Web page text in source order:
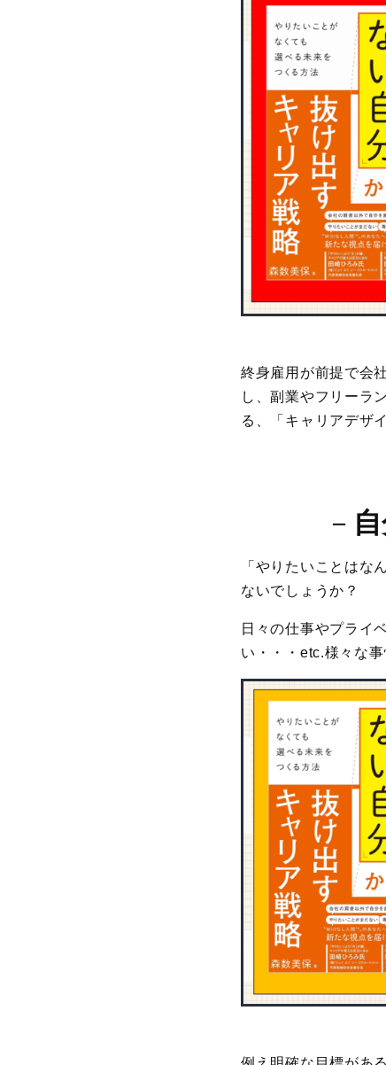
終身雇用が前提で会
し、副業やフリーラ
る、「キャリアデザ
－
「やりたいことはな
ないでしょうか？
日々の仕事やプライ
い・・・etc.様々な